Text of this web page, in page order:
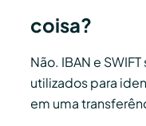
coisa?
Não. IBAN e
utilizados para
em uma